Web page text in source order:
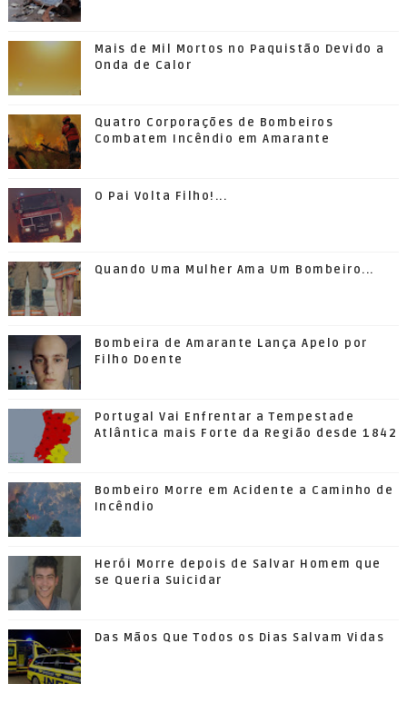
Mais de Mil Mortos no Paquistão Devido a
Onda de Calor
Quatro Corporações de Bombeiros
Combatem Incêndio em Amarante
O Pai Volta Filho!...
Quando Uma Mulher Ama Um Bombeiro...
Bombeira de Amarante Lança Apelo por
Filho Doente
Portugal Vai Enfrentar a Tempestade
Atlântica mais Forte da Região desde 1842
Bombeiro Morre em Acidente a Caminho de
Incêndio
Herói Morre depois de Salvar Homem que
se Queria Suicidar
Das Mãos Que Todos os Dias Salvam Vidas